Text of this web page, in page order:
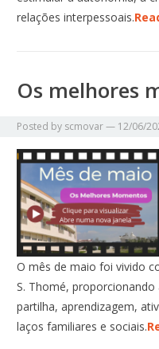
relações interpessoais.
Os melhores
Posted by scmovar— 12/06/
O mês de maio foi vivido
S. Thomé,
partilha, aprendizagem,
laços familiares e sociais.